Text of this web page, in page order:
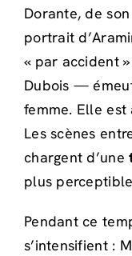
Dorante, de
portrait
« par accident
Dubois —
femme. Elle
Les scènes
chargent d’une
plus
Pendant ce
s’intensifient :